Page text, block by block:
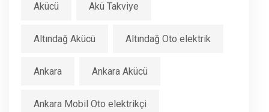
Akücü Akü Takviye
Altındağ Akücü Altındağ Oto elektrik
Ankara Ankara Akücü
Ankara Mobil Oto elektrikçi